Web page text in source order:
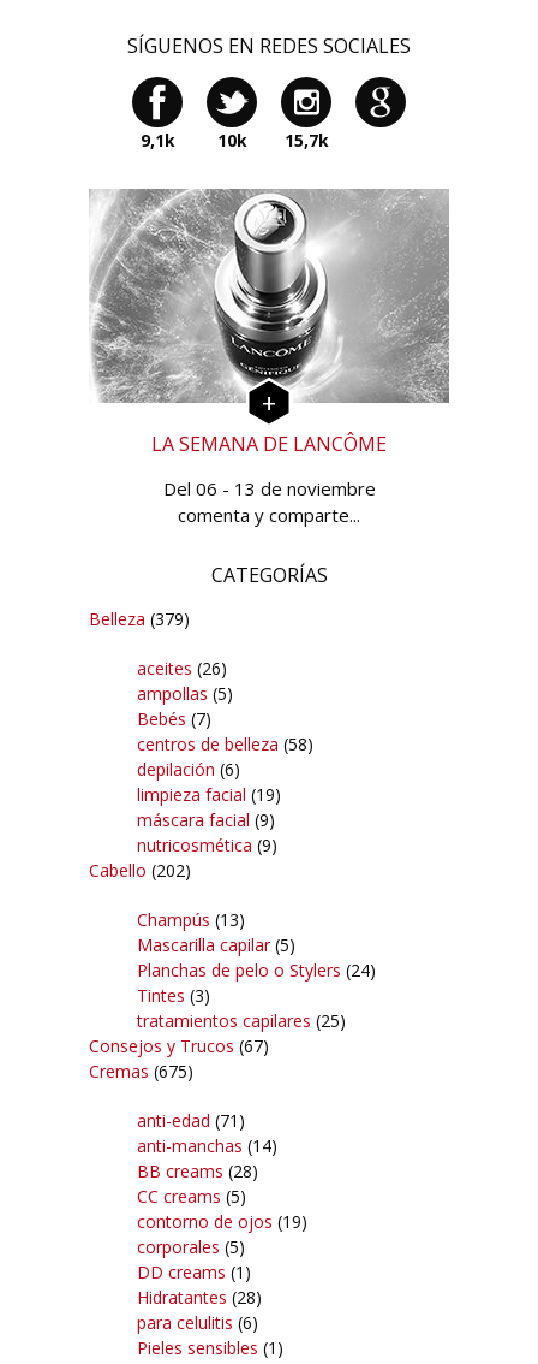
SÍGUENOS EN REDES SOCIALES
9,1k 10k 15,7k
LA SEMANA DE LANCÔME
Del 06 - 13 de noviembre
comenta y comparte...
CATEGORÍAS
Belleza (379)
aceites (26)
ampollas (5)
Bebés (7)
centros de belleza (58)
depilación (6)
limpieza facial (19)
máscara facial (9)
nutricosmética (9)
Cabello (202)
Champús (13)
Mascarilla capilar(5)
Planchas de pelo o Stylers (24)
Tintes (3)
tratamientos capilares (25)
Consejos y Trucos (67)
Cremas (675)
anti-edad (71)
anti-manchas (14)
BB creams (28)
CC creams (5)
contorno de ojos (19)
corporales (5)
DD creams (1)
Hidratantes (28)
para celulitis (6)
Pieles sensibles (1)